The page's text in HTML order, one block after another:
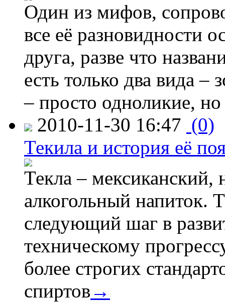
Один из мифов,
все её разновидности
друга, разве что
есть только два вида –
– просто одноликие,
2010-11-30 16:47 (0)
Текила и история её
Текла – мексиканский,
алкогольный напиток.
следующий шаг в
техническому
более строгих
спиртов →